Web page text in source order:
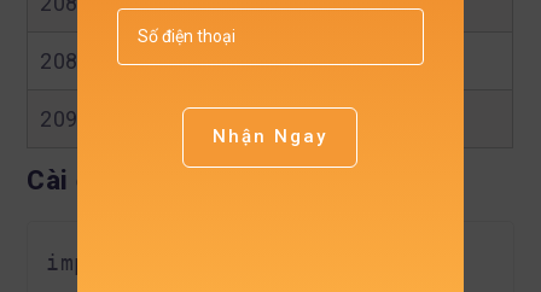
208.5 6906
209.0
Cài đặt trong Python
import numpy as np
Nhận Ngay